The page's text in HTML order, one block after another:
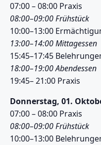
07:00 – 08:00 Praxis
08:00–09:00 Frühstück
10:00–13:00
13:00–14:00 Mittagessen
15:45–17:45
18:00–19:00 Abendessen
19:45– 21:00 Praxis
Donnerstag, 01.
07:00 – 08:00 Praxis
08:00–09:00 Frühstück
10:00–13:00